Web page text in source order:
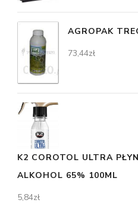
AGROPAK
73,44zł
K2 COROTOL ULTRA
ALKOHOL 65% 100ML
5,84zł